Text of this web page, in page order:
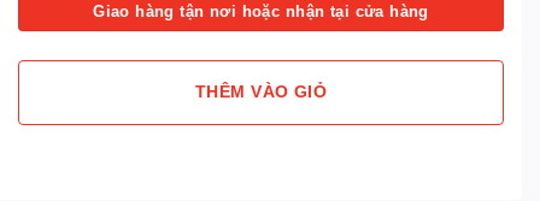
Giao hàng tận nơi hoặc nhận tại cửa hàng
THÊM VÀO GIỎ